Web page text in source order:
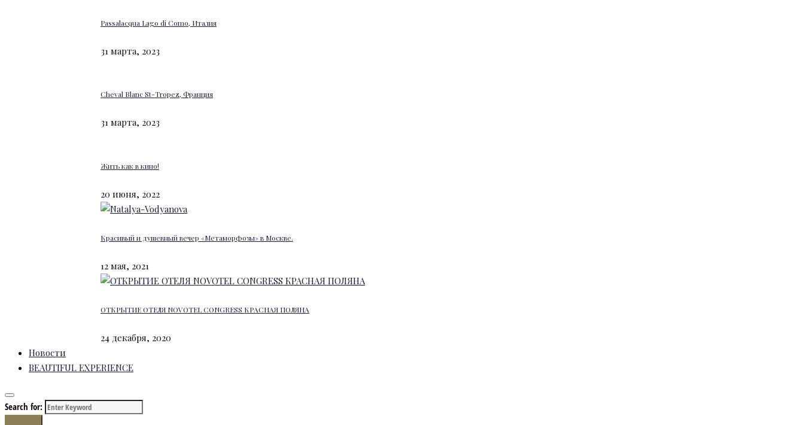
Passalacqua Lago di Como, Италия
31 марта, 2023
Cheval Blanc St-Tropez, Франция
31 марта, 2023
Жить как в кино!
20 июня, 2022
Красивый и душевный вечер «Метаморфозы» в Москве.
12 мая, 2021
ОТКРЫТИЕ ОТЕЛЯ NOVOTEL CONGRESS КРАСНАЯ ПОЛЯНА
24 декабря, 2020
Новости
BEAUTIFUL EXPERIENCE
Search for: